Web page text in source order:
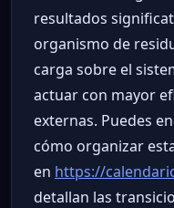
resultados
organismo de
carga sobre el
actuar con mayor
externas. Puedes
cómo organizar
en https://
detallan las